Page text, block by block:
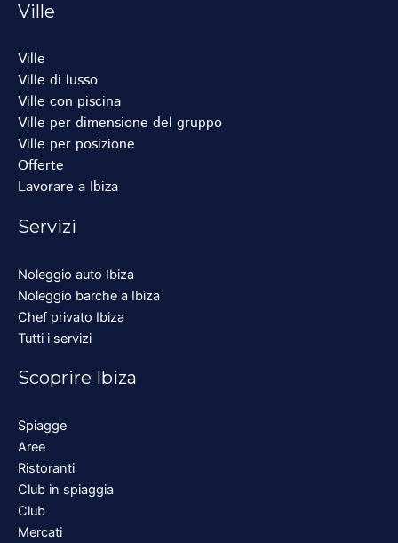
Ville
Ville
Ville di lusso
Ville con piscina
Ville per dimensione del gruppo
Ville per posizione
Offerte
Lavorare a Ibiza
Servizi
Noleggio auto Ibiza
Noleggio barche a Ibiza
Chef privato Ibiza
Tutti i servizi
Scoprire Ibiza
Spiagge
Aree
Ristoranti
Club in spiaggia
Club
Mercati